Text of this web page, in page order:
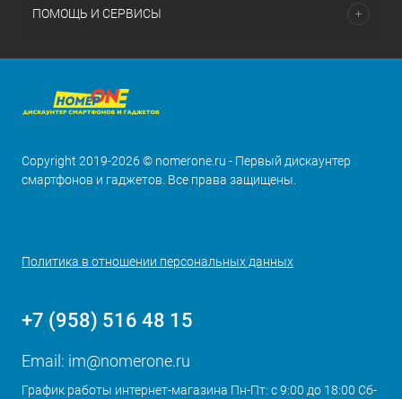
ПОМОЩЬ И СЕРВИСЫ
Copyright 2019-2026 © nomerone.ru - Первый дискаунтер
смартфонов и гаджетов. Все права защищены.
Политика в отношении персональных данных
+7 (958) 516 48 15
Email: im@nomerone.ru
График работы интернет-магазина Пн-Пт: с 9:00 до 18:00 Сб-